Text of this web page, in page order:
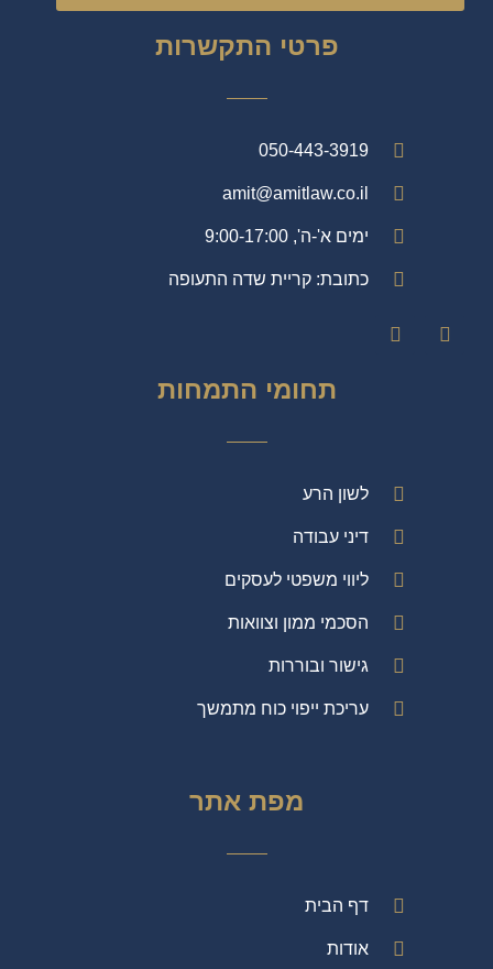
פרטי התקשרות
050-443-3919
amit@amitlaw.co.il
ימים א'-ה', 9:00-17:00
כתובת: קריית שדה התעופה
תחומי התמחות
לשון הרע
דיני עבודה
ליווי משפטי לעסקים
הסכמי ממון וצוואות
גישור ובוררות
עריכת ייפוי כוח מתמשך
מפת אתר
דף הבית
אודות